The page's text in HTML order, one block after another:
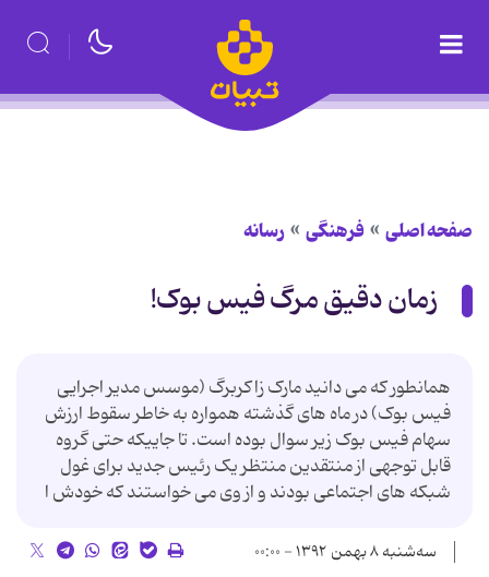
صفحه اصلی فرهنگی رسانه
زمان دقیق مرگ فیس بوک!
همانطور که می دانید مارک زاکربرگ (موسس مدیر اجرایی
فیس بوک) در ماه های گذشته همواره به خاطر سقوط ارزش
سهام فیس بوک زیر سوال بوده است. تا جاییکه حتی گروه
قابل توجهی از منتقدین منتظر یک رئیس جدید برای غول
شبکه های اجتماعی بودند و از وی می خواستند که خودش ا
سه‌شنبه ۸ بهمن ۱۳۹۲ - ۰۰:۰۰